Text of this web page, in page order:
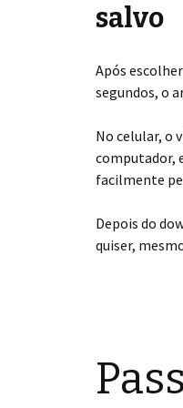
salvo
Após
segundos, o
No celular, o
computador,
facilmente
Depois do
quiser,